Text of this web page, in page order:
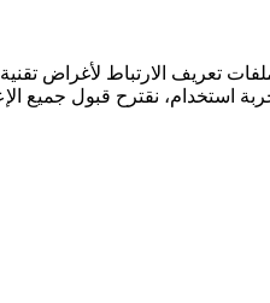
تعريف الارتباط لأغراض
استخدام، نقترح قبول جميع